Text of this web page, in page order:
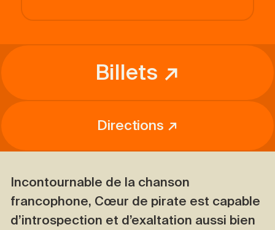
Billets ↗
Directions ↗
Incontournable de la chanson
francophone, Cœur de pirate est capable
d’introspection et d’exaltation aussi bien